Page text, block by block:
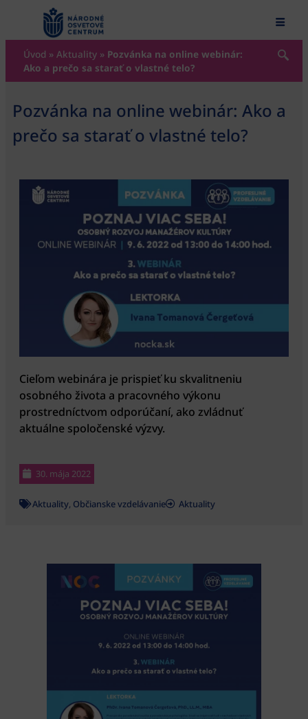
content
Úvod » Aktuality » Pozvánka na online webinár:
Ako a prečo sa starať o vlastné telo?
Pozvánka na online webinár: Ako a
prečo sa starať o vlastné telo?
Cieľom webinára je prispieť ku skvalitneniu
osobného života a pracovného výkonu
prostredníctvom odporúčaní, ako zvládnuť
aktuálne spoločenské výzvy.
30. mája 2022
Aktuality, Občianske vzdelávanie Aktuality